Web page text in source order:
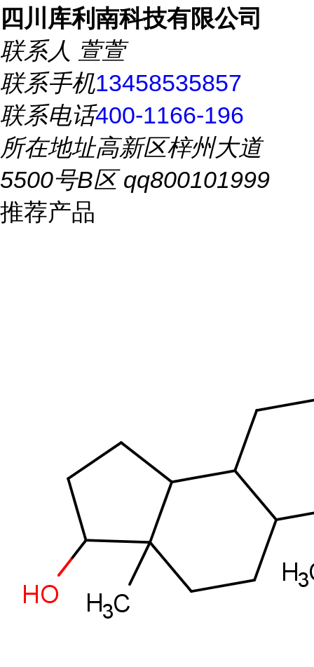
四川库利南科技有限公司
联系人 萱萱
联系手机13458535857
联系电话400-1166-196
所在地址高新区梓州大道
5500号B区 qq800101999
推荐产品